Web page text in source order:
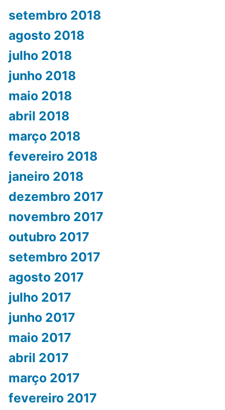
setembro 2018
agosto 2018
julho 2018
junho 2018
maio 2018
abril 2018
março 2018
fevereiro 2018
janeiro 2018
dezembro 2017
novembro 2017
outubro 2017
setembro 2017
agosto 2017
julho 2017
junho 2017
maio 2017
abril 2017
março 2017
fevereiro 2017